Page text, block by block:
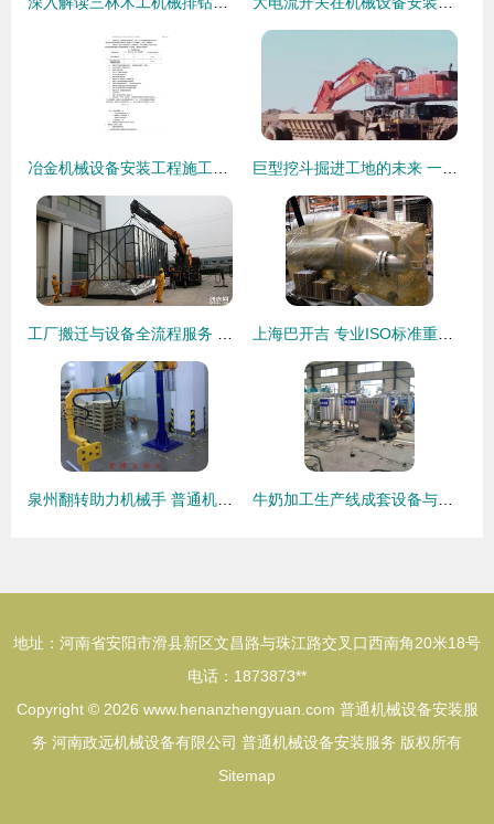
地址：河南省安阳市滑县新区文昌路与珠江路交叉口西南角20米18号
电话：1873873**
Copyright © 2026 www.henanzhengyuan.com 普通机械设备安装服
务 河南政远机械设备有限公司 普通机械设备安装服务 版权所有
Sitemap